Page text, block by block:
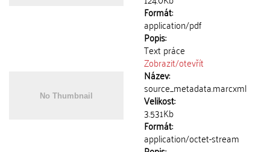
Formát:
application/pdf
Popis:
Text práce
Zobrazit/otevřít
Název:
source_metadata.marcxml
Velikost:
3.531Kb
Formát:
application/octet-stream